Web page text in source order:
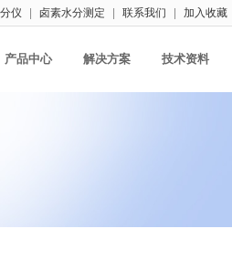
仪 卤素水分测定 联系我们 加入收藏
产品中心 解决方案 技术资料